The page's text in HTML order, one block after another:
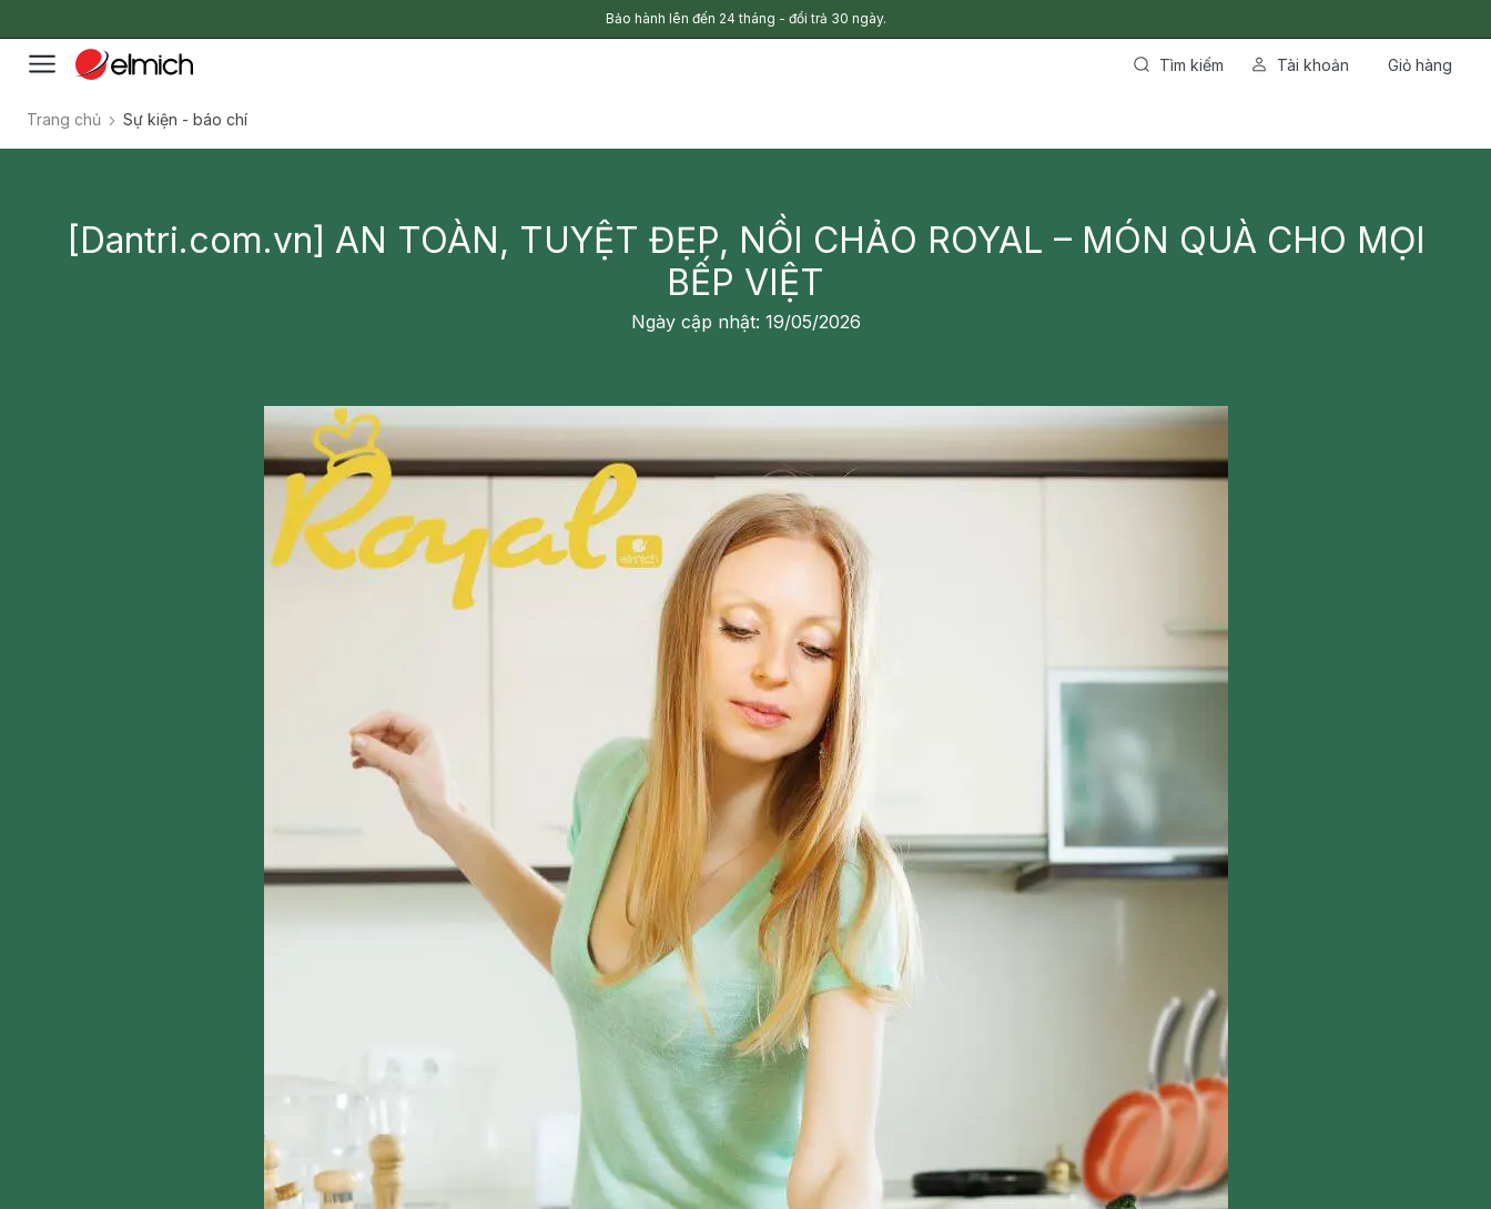
Bảo hành lên đến 24 tháng - đổi trả 30 ngày.
Tìm kiếm Tài khoản Giỏ hàng
Trang chủ Sự kiện - báo chí
[Dantri.com.vn] AN TOÀN, TUYỆT ĐẸP, NỒI CHẢO ROYAL – MÓN QUÀ CHO MỌI
BẾP VIỆT
Ngày cập nhật: 19/05/2026